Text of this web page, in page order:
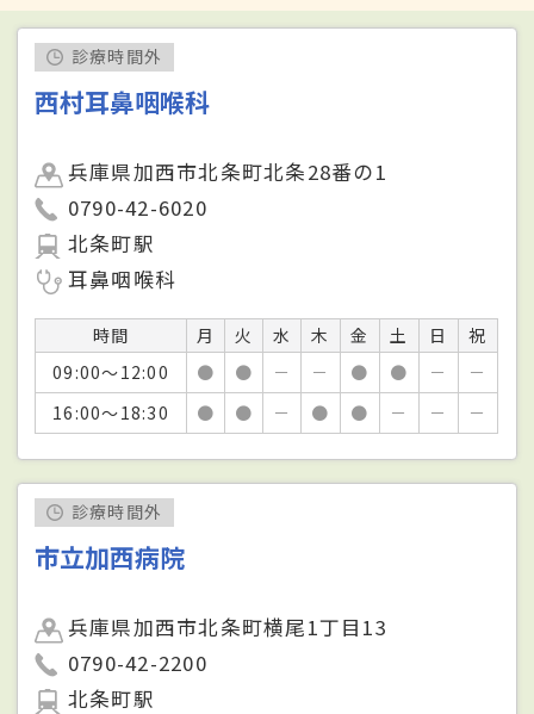
診療時間外
西村耳鼻咽喉科
兵庫県加西市北条町北条28番の1
0790-42-6020
北条町駅
耳鼻咽喉科
時間 月 火 水 木 金 土 日
祝
09:00～12:00
● ● － － ● ● －
－
16:00～18:30
● ● － ● ● － － －
診療時間外
市立加西病院
兵庫県加西市北条町横尾1丁目13
0790-42-2200
北条町駅